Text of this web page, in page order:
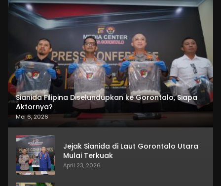
Sianida Filipina Diselundupkan ke Gorontalo, Siapa
Aktornya?
Mei 6, 2026
Jejak Sianida di Laut Gorontalo Utara
Mulai Terkuak
April 23, 2026